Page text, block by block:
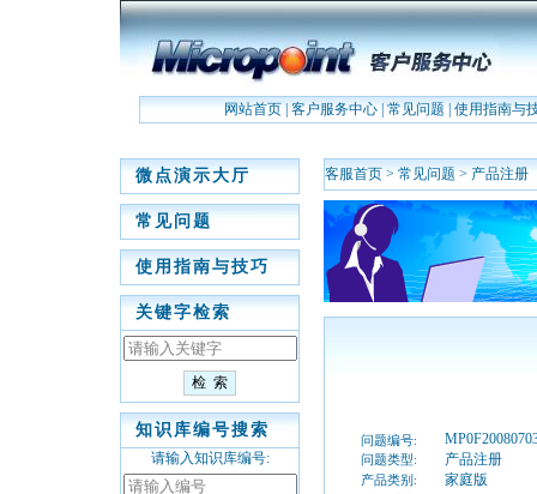
网站首页| 客户服务中心| 常见问题 使用指南与
微点演示大厅
常见问题
使用指南与技巧
关键字检索
知识库编号搜索
请输入知识库编号:
客服首页 > 常见问题 > 产品注册
问题编号:
问题类型: 产品注册
产品类别: 家庭版